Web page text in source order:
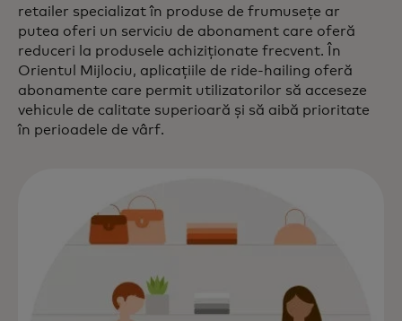
retailer specializat în produse de frumusețe ar
putea oferi un serviciu de abonament care oferă
reduceri la produsele achiziționate frecvent. În
Orientul Mijlociu, aplicațiile de ride-hailing oferă
abonamente care permit utilizatorilor să acceseze
vehicule de calitate superioară și să aibă prioritate
în perioadele de vârf.